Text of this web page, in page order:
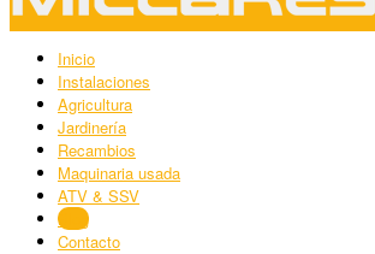
Inicio
Instalaciones
Agricultura
Jardinería
Recambios
Maquinaria usada
ATV & SSV
Blog
Contacto